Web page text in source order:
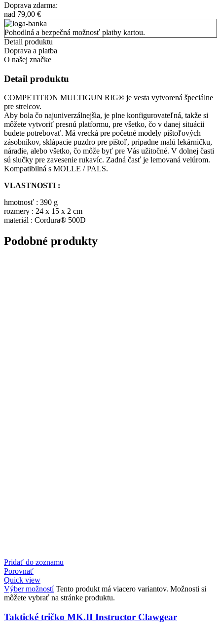
Doprava zdarma:
nad 79,00 €
Pohodlná a bezpečná možnosť platby kartou.
Detail produktu
Doprava a platba
O našej značke
Detail produktu
COMPETITION MULTIGUN RIG® je vesta vytvorená špeciálne
pre strelcov.
Aby bola čo najuniverzálnejšia, je plne konfigurovateľná, takže si
môžete vytvoriť presnú platformu, pre všetko, čo v danej situácii
budete potrebovať. Má vrecká pre početné modely pištoľových
zásobníkov, sklápacie puzdro pre pištoľ, prípadne malú lekárničku,
náradie, alebo všetko, čo môže byť pre Vás užitočné. V dolnej časti
sú slučky pre zavesenie rukavíc. Zadná časť je lemovaná velúrom.
Kompatibilná s MOLLE / PALS.
VLASTNOSTI :
hmotnosť : 390 g
rozmery : 24 x 15 x 2 cm
materiál : Cordura® 500D
Podobné produkty
Pridať do zoznamu
Porovnať
Quick view
Výber možností Tento produkt má viacero variantov. Možnosti si
môžete vybrať na stránke produktu.
Taktické tričko MK.II Instructor Clawgear